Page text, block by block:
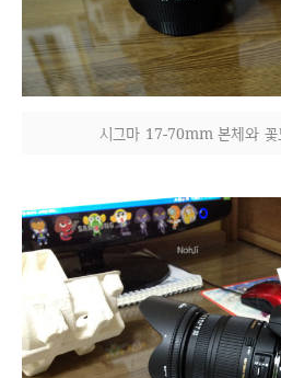
시그마 17-70mm 본체와